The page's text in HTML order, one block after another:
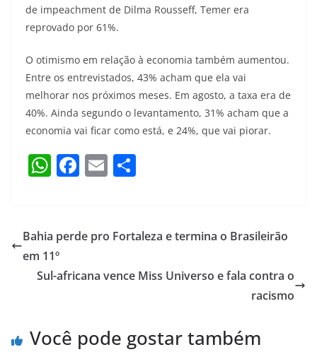
de impeachment de Dilma Rousseff, Temer era
reprovado por 61%.
O otimismo em relação à economia também aumentou.
Entre os entrevistados, 43% acham que ela vai
melhorar nos próximos meses. Em agosto, a taxa era de
40%. Ainda segundo o levantamento, 31% acham que a
economia vai ficar como está, e 24%, que vai piorar.
W
s
A
p
F
e
o
E
l e
Bahia perde pro Fortaleza e termina o Brasileirão
em 11º
Sul-africana vence Miss Universo e fala contra o
racismo
Você pode gostar também